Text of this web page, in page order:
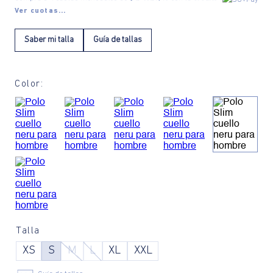
Ver cuotas...
Saber mi talla Guía de tallas
Color:
Talla
XS S M L XL XXL